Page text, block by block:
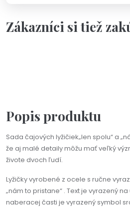
Zákazníci si tiež
Popis produktu
Sada čajových lyžičiek„len spolu“ a
že aj malé detaily môžu mať veľký
živote dvoch ľudí.
Lyžičky vyrobené z ocele s ručne
„nám to pristane“ . Text je vyrazený
naberacej časti je vyrazený symbol